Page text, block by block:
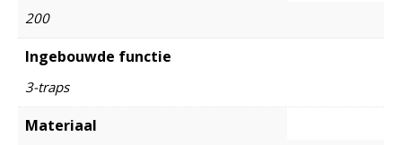
200
Ingebouwde functie
3-traps
Materiaal